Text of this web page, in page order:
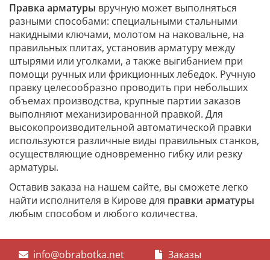
Правка арматуры вручную может выполняться
разными способами: специальными стальными
накидными ключами, молотом на наковальне, на
правильных плитах, установив арматуру между
штырями или уголками, а также выгибанием при
помощи ручных или фрикционных лебедок. Ручную
правку целесообразно проводить при небольших
объемах производства, крупные партии заказов
выполняют механизированной правкой. Для
высокопроизводительной автоматической правки
используются различные виды правильных станков,
осуществляющие одновременно гибку или резку
арматуры.
Оставив заказа на нашем сайте, вы сможете легко
найти исполнителя в Кирове для правки арматуры
любым способом и любого количества.
info@obrabotka.net Заказы